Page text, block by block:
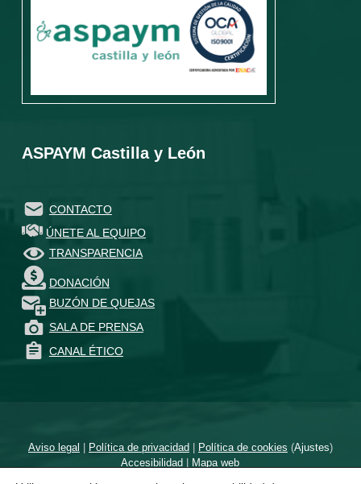
ASPAYM Castilla y León
CONTACTO
ÚNETE AL EQUIPO
TRANSPARENCIA
DONACIÓN
BUZÓN DE QUEJAS
SALA DE PRENSA
CANAL ÉTICO
Aviso legal | Política de privacidad| Política de cookies (Ajustes)
Accesibilidad | Mapa web